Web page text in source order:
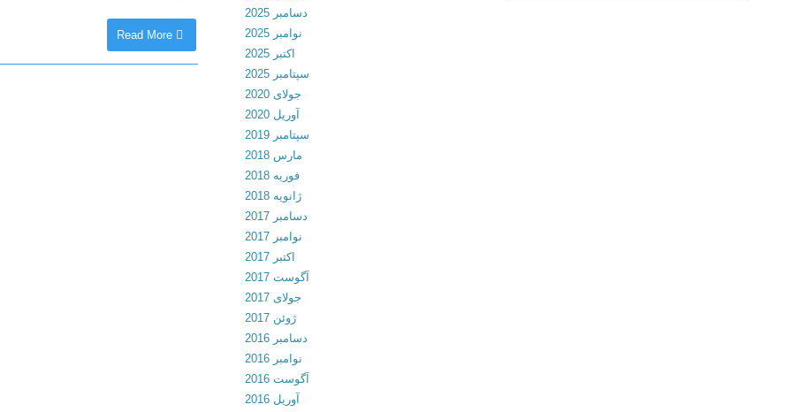
Read More
دسامبر 2025
نوامبر 2025
اکتبر 2025
سپتامبر 2025
جولای 2020
آوریل 2020
سپتامبر 2019
مارس 2018
فوریه 2018
ژانویه 2018
دسامبر 2017
نوامبر 2017
اکتبر 2017
آگوست 2017
جولای 2017
ژوئن 2017
دسامبر 2016
نوامبر 2016
آگوست 2016
آوریل 2016